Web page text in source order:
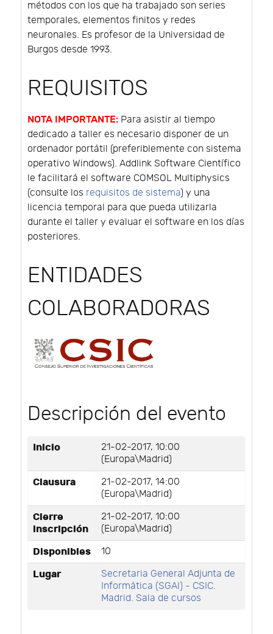
métodos con los que ha trabajado son series
temporales, elementos finitos y redes
neuronales. Es profesor de la Universidad de
Burgos desde 1993.
REQUISITOS
NOTA IMPORTANTE: Para asistir al tiempo
dedicado a taller es necesario disponer de un
ordenador portátil (preferiblemente con sistema
operativo Windows). Addlink Software Científico
le facilitará el software COMSOL Multiphysics
(consulte los requisitos de sistema) y una
licencia temporal para que pueda utilizarla
durante el taller y evaluar el software en los días
posteriores.
ENTIDADES
COLABORADORAS
Descripción del evento
Inicio
21-02-2017, 10:00
(Europa\Madrid)
Clausura
21-02-2017, 14:00
(Europa\Madrid)
Cierre
inscripción
21-02-2017, 10:00
(Europa\Madrid)
Disponibles 10
Lugar
Secretaria General Adjunta de
Informática (SGAI) - CSIC.
Madrid. Sala de cursos